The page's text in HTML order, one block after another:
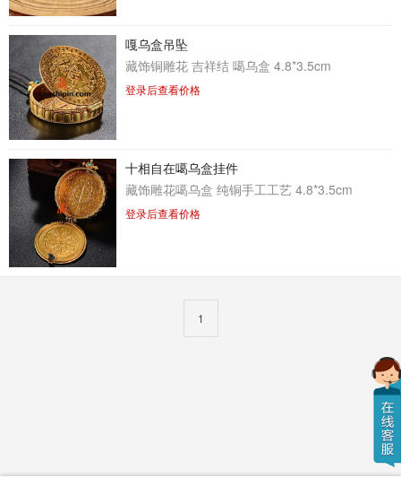
嘎乌盒吊坠
藏饰铜雕花 吉祥结 噶乌盒 4.8*3.5cm
登录后查看价格
十相自在噶乌盒挂件
藏饰雕花噶乌盒 纯铜手工工艺 4.8*3.5cm
登录后查看价格
1